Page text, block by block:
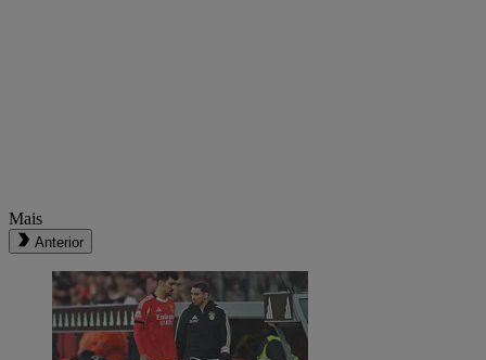
Mais
Anterior